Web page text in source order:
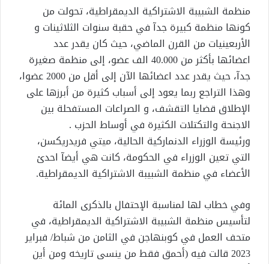
منظمة الشبيبة الاشتراكية الديمقراطية، تحولت من
كونها منظمة كبيرة جدآ في حقبة سنوات الثلاثينات و
الأربعينيات من القرن الماضي، حيث كان يقدر عدد
اعضائها بأكثر من 40.000 الف عضو، إلى منظمة صغيرة
جدآ، حيث يقدر عدد اعضائها الآن إلى أقل من 2000 عضوا،
وهذا التراجع ربما يعود إلى أسباب كثيرة من أبرزها على
الإطلاق قضايا التقشف، و الصراعات المستفحلة بين
الاجنحة والتكتلات الكثيرة في أوساط الحزب .
ورئيسة الوزراء الدنماركية الحالية، ميتي فريدريكسن،
التي تعين الوزراء في الحكومة، كانت هي أيضآ احدئ
الأعضاء في منظمة الشبيبة الاشتراكية الديمقراطية.
وفي خطاب لها لمناسبة الإحتفال بالذكرى المائة
لتأسيس منظمة الشبيبة الاشتراكية الديمقراطية، في
متحف العمل في كوبنهاجن في الثامن من شباط/ فبراير
2023 قالت فيه (أحمق فقط من ينسى تاريخه ومن أين